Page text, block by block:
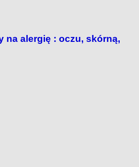
na alergię : oczu, skórną,